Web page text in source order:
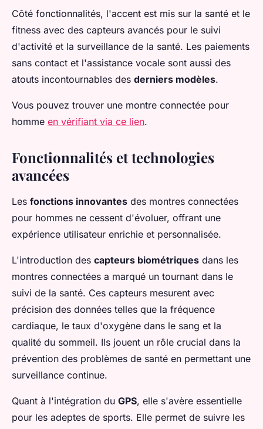
Côté fonctionnalités, l'accent est mis sur la santé et le
fitness avec des capteurs avancés pour le suivi
d'activité et la surveillance de la santé. Les paiements
sans contact et l'assistance vocale sont aussi des
atouts incontournables des derniers modèles.
Vous pouvez trouver une montre connectée pour
homme en vérifiant via ce lien.
Fonctionnalités et technologies
avancées
Les fonctions innovantes des montres connectées
pour hommes ne cessent d'évoluer, offrant une
expérience utilisateur enrichie et personnalisée.
L'introduction des capteurs biométriques dans les
montres connectées a marqué un tournant dans le
suivi de la santé. Ces capteurs mesurent avec
précision des données telles que la fréquence
cardiaque, le taux d'oxygène dans le sang et la
qualité du sommeil. Ils jouent un rôle crucial dans la
prévention des problèmes de santé en permettant une
surveillance continue.
Quant à l'intégration du GPS, elle s'avère essentielle
pour les adeptes de sports. Elle permet de suivre les